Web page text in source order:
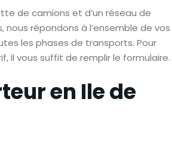
de camions et d’un réseau de
nous répondons à l’ensemble de vos
les phases de transports. Pour
il vous suffit de remplir le formulaire.
en Ile de